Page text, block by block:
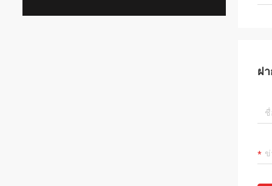
ฝ